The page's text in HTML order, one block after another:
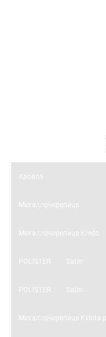
Кровля
Металлочерепица
Металлочерепица Kredo
POLISTER
POLISTER
Satin
Satin
Металлочерепица Kvinta